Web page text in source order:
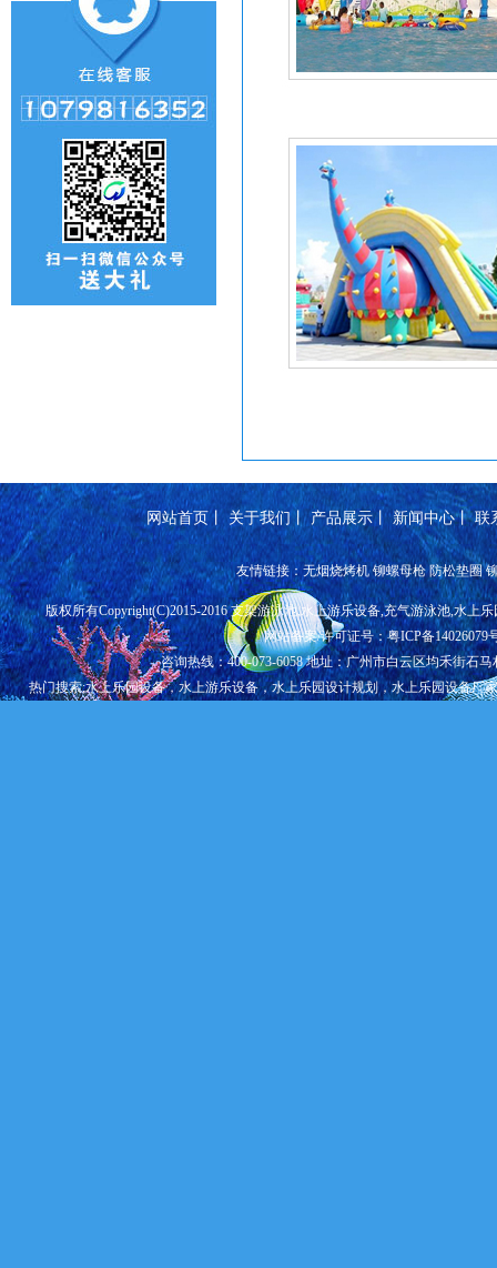
网站首页丨关于我们丨产品展示丨新闻中心丨联
友情链接：无烟烧烤机 铆螺母枪 防松垫圈
版权所有Copyright(C)2015-2016 支架游泳池,水上游乐设备,充气游泳池,水上
网站备案/许可证号：粤ICP备14026079
咨询热线：400-073-6058 地址：广州市白云区均禾街石
热门搜索;水上乐园设备，水上游乐设备，水上乐园设计规划，水上乐园设备厂家